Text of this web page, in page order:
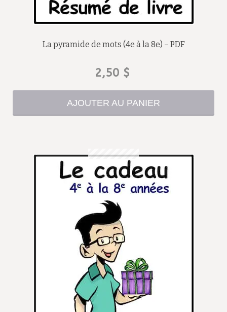
La pyramide de mots (4e à la 8e) – PDF
2,50 $
AJOUTER AU PANIER